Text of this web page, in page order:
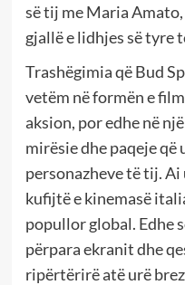
së tij me Maria
gjallë e lidhjes së tyre
Trashëgimia që Bud
vetëm në formën e
aksion, por edhe në
mirësie dhe paqeje që
personazheve të tij. Ai
kufijtë e kinemasë
popullor global. Edhe
përpara ekranit dhe
ripërtërirë atë urë